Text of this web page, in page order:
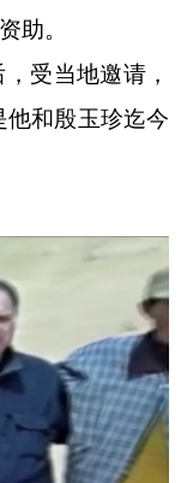
助。
受当地邀请，
他和殷玉珍迄今